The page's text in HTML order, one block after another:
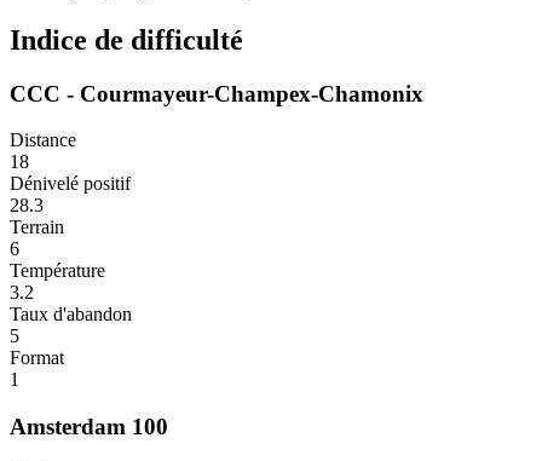
Indice de difficulté
CCC - Courmayeur-Champex-Chamonix
Distance
18
Dénivelé positif
28.3
Terrain
6
Température
3.2
Taux d'abandon
5
Format
1
Amsterdam 100